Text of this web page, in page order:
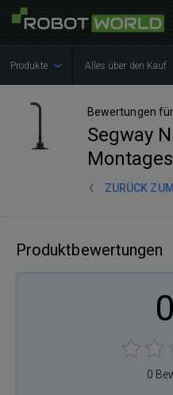
Produkte Alles über den Kauf
Bewertungen für
Segway
ZURÜCK
Produktbewertungen
0